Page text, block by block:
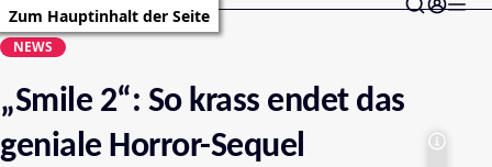
Zum Hauptinhalt der Seite
NEWS
„Smile 2“: So krass endet das
geniale Horror-Sequel